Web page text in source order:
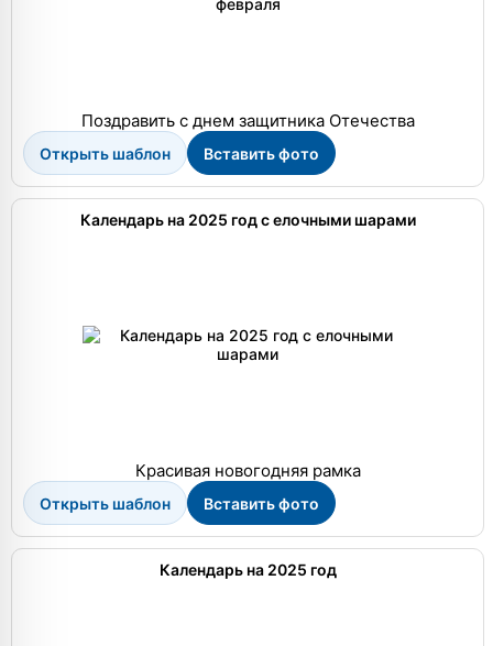
Поздравить с днем защитника Отечества
Открыть шаблон Вставить фото
Календарь на 2025 год с елочными шарами
Красивая новогодняя рамка
Открыть шаблон Вставить фото
Календарь на 2025 год